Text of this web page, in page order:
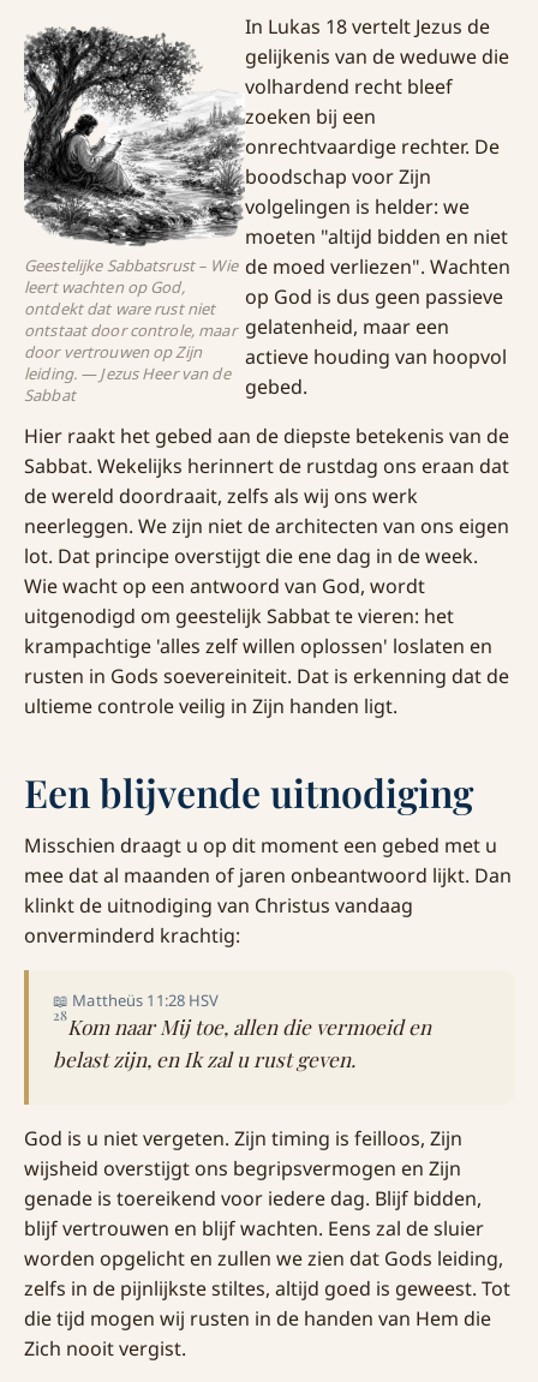
Geestelijke Sabbatsrust – Wie
leert wachten op God,
ontdekt dat ware rust niet
ontstaat door controle, maar
door vertrouwen op Zijn
leiding. — Jezus Heer van de
Sabbat
In Lukas 18 vertelt Jezus de
gelijkenis van de weduwe die
volhardend recht bleef
zoeken bij een
onrechtvaardige rechter. De
boodschap voor Zijn
volgelingen is helder: we
moeten "altijd bidden en niet
de moed verliezen". Wachten
op God is dus geen passieve
gelatenheid, maar een
actieve houding van hoopvol
gebed.
Hier raakt het gebed aan de diepste betekenis van de
Sabbat. Wekelijks herinnert de rustdag ons eraan dat
de wereld doordraait, zelfs als wij ons werk
neerleggen. We zijn niet de architecten van ons eigen
lot. Dat principe overstijgt die ene dag in de week.
Wie wacht op een antwoord van God, wordt
uitgenodigd om geestelijk Sabbat te vieren: het
krampachtige 'alles zelf willen oplossen' loslaten en
rusten in Gods soevereiniteit. Dat is erkenning dat de
ultieme controle veilig in Zijn handen ligt.
Een blijvende uitnodiging
Misschien draagt u op dit moment een gebed met u
mee dat al maanden of jaren onbeantwoord lijkt. Dan
klinkt de uitnodiging van Christus vandaag
onverminderd krachtig:
📖 Mattheüs 11:28 HSV
28Kom naar Mij toe, allen die vermoeid en
belast zijn, en Ik zal u rust geven.
God is u niet vergeten. Zijn timing is feilloos, Zijn
wijsheid overstijgt ons begripsvermogen en Zijn
genade is toereikend voor iedere dag. Blijf bidden,
blijf vertrouwen en blijf wachten. Eens zal de sluier
worden opgelicht en zullen we zien dat Gods leiding,
zelfs in de pijnlijkste stiltes, altijd goed is geweest. Tot
die tijd mogen wij rusten in de handen van Hem die
Zich nooit vergist.